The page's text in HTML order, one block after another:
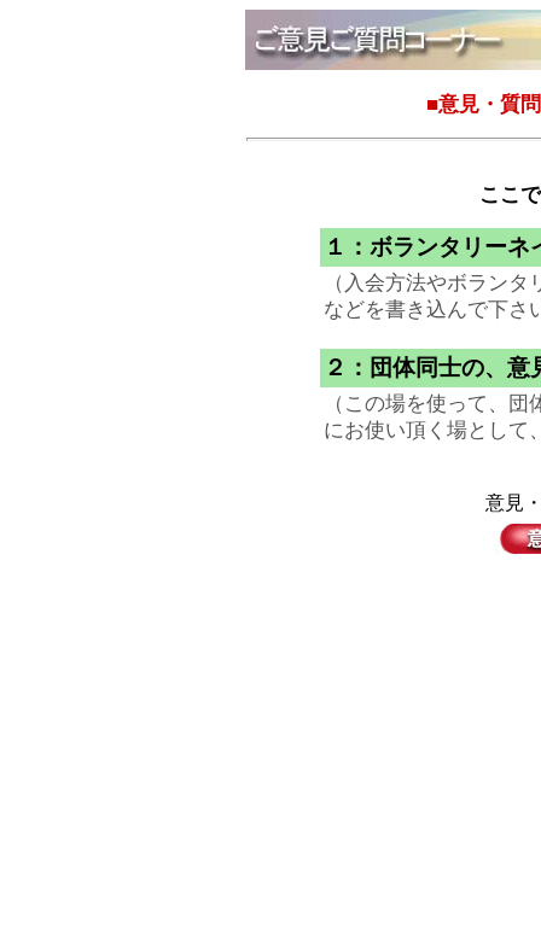
■意見・質
ここ
１：ボランタリー
（入会方法やボラン
などを書き込んで下さ
２：団体同士の、意
（この場を使って、
にお使い頂く場として
意見